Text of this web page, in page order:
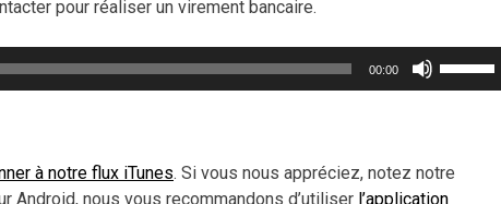
pour réaliser un virement bancaire.
00:00
à notre flux iTunes. Si vous nous appréciez, notez notre
Android, nous vous recommandons d’utiliser l’application